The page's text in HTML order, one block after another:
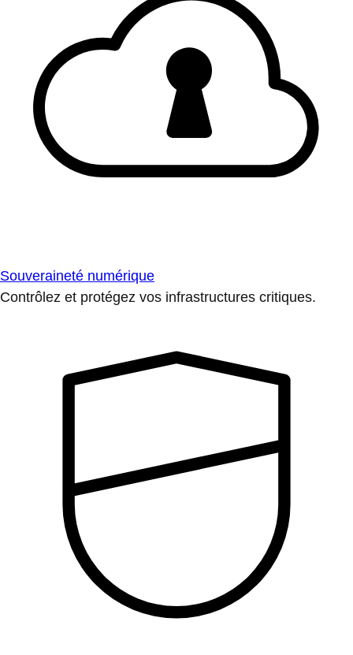
Souveraineté numérique
Contrôlez et protégez vos infrastructures critiques.